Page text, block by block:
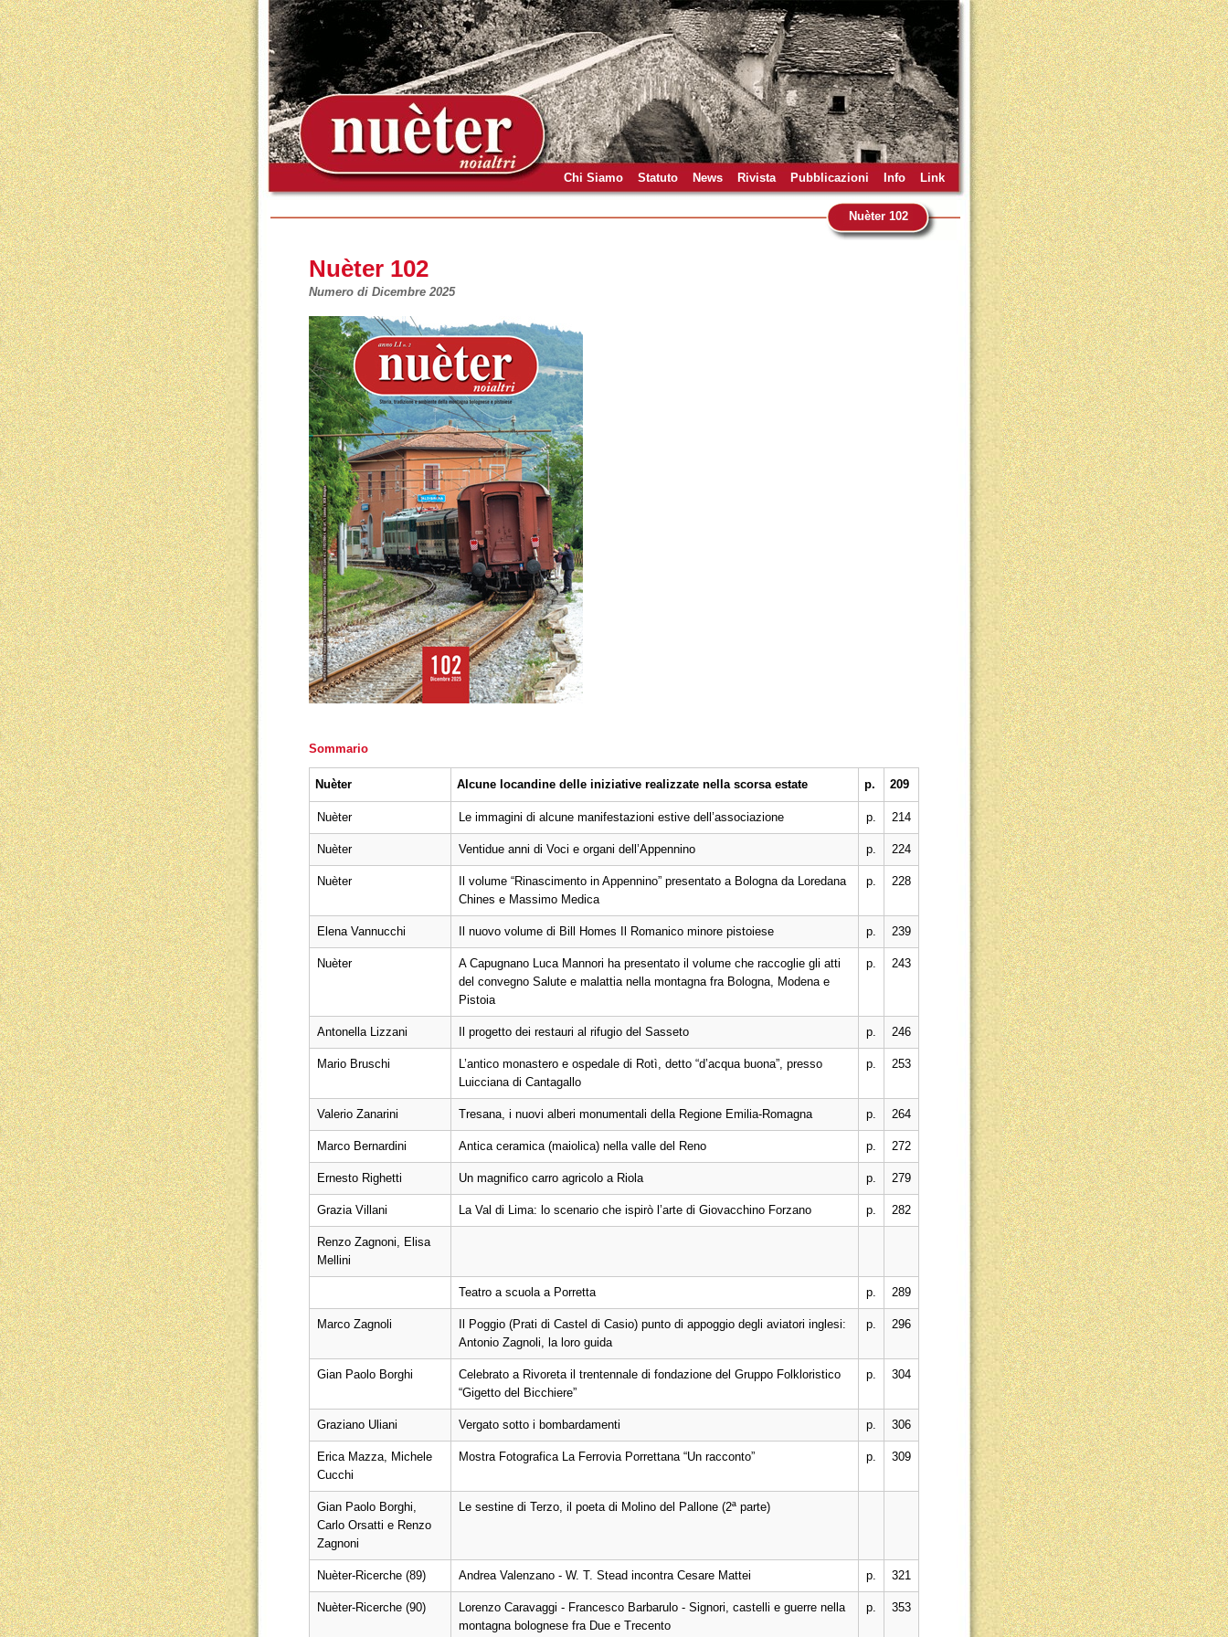
Chi Siamo Statuto News Rivista Pubblicazioni Info Link
Nuèter 102
Nuèter 102
Numero di Dicembre 2025
Sommario
Nuèter Alcune locandine delle iniziative realizzate nella scorsa estate p. 209
Nuèter Le immagini di alcune manifestazioni estive dell’associazione p. 214
Nuèter Ventidue anni di Voci e organi dell’Appennino p. 224
Nuèter
Il volume “Rinascimento in Appennino” presentato a Bologna da Loredana
Chines e Massimo Medica
p. 228
Elena Vannucchi Il nuovo volume di Bill Homes Il Romanico minore pistoiese p. 239
Nuèter
A Capugnano Luca Mannori ha presentato il volume che raccoglie gli atti
del convegno Salute e malattia nella montagna fra Bologna, Modena e
Pistoia
p. 243
Antonella Lizzani Il progetto dei restauri al rifugio del Sasseto p. 246
Mario Bruschi
L’antico monastero e ospedale di Rotì, detto “d’acqua buona”, presso
Luicciana di Cantagallo
p. 253
Valerio Zanarini Tresana, i nuovi alberi monumentali della Regione Emilia-Romagna p. 264
Marco Bernardini Antica ceramica (maiolica) nella valle del Reno p. 272
Ernesto Righetti Un magnifico carro agricolo a Riola p. 279
Grazia Villani La Val di Lima: lo scenario che ispirò l’arte di Giovacchino Forzano p. 282
Renzo Zagnoni, Elisa
Mellini
Teatro a scuola a Porretta p. 289
Marco Zagnoli
Il Poggio (Prati di Castel di Casio) punto di appoggio degli aviatori inglesi:
Antonio Zagnoli, la loro guida
p. 296
Gian Paolo Borghi
Celebrato a Rivoreta il trentennale di fondazione del Gruppo Folkloristico
“Gigetto del Bicchiere”
p. 304
Graziano Uliani Vergato sotto i bombardamenti p. 306
Erica Mazza, Michele
Cucchi
Mostra Fotografica La Ferrovia Porrettana “Un racconto” p. 309
Gian Paolo Borghi,
Carlo Orsatti e Renzo
Zagnoni
Le sestine di Terzo, il poeta di Molino del Pallone (2ª parte)
Nuèter-Ricerche (89) Andrea Valenzano - W. T. Stead incontra Cesare Mattei p. 321
Nuèter-Ricerche (90)
Lorenzo Caravaggi - Francesco Barbarulo - Signori, castelli e guerre nella
montagna bolognese fra Due e Trecento
p. 353